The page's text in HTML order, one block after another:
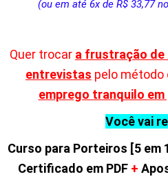
(ou em até 6x de R$ 33,77
Quer trocar a frustração de
entrevistas pelo método
emprego tranquilo em
Você vai
Curso para Porteiros [5 em
Certificado em PDF +